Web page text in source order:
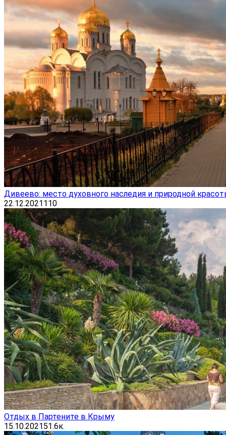
Дивеево: место духовного наследия и природной
22.12.2021 110
Отдых в Партените в Крыму
15.10.2021 51.6к.